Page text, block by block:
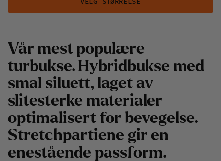
VELG STØRRELSE
Vår mest populære
turbukse. Hybridbukse med
smal siluett, laget av
slitesterke materialer
optimalisert for bevegelse.
Stretchpartiene gir en
enestående passform.